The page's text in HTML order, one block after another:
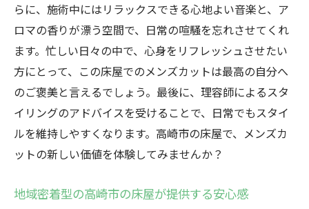
高崎市の床屋が提供する夢のヘアスタイル
プロのアドバイスで手に入れる理想のメン
ズカット
高崎市の床屋で実現する完璧なスタイル
プロの床屋が教えるスタイリングの秘訣
スタイリングのコツを聞く高崎市の床屋
プロ直伝！高崎市の床屋のスタイリング技
日常ケアも安心の高崎市の床屋のアドバイ
らに、施術中にはリラックスできる心地よい音楽と、ア
ロマの香りが漂う空間で、日常の喧騒を忘れさせてくれ
ます。忙しい日々の中で、心身をリフレッシュさせたい
方にとって、この床屋でのメンズカットは最高の自分へ
のご褒美と言えるでしょう。最後に、理容師によるスタ
イリングのアドバイスを受けることで、日常でもスタイ
ルを維持しやすくなります。高崎市の床屋で、メンズカ
ットの新しい価値を体験してみませんか？
地域密着型の高崎市の床屋が提供する安心感